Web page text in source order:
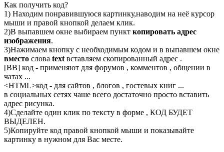
Как получить код?
1) Находим понравившуюся картинку,наводим на неё курсор
мыши и правой кнопкой делаем клик.
2)В выпавшем окне выбираем пункт копировать адрес
изображения.
3)Нажимаем кнопку с необходимым кодом и в выпавшем окне
вместо слова textвставляем скопированный адрес .
[BB] код - применяют для форумов , комментов , общении в
чатах ...
<HTML>код - для сайтов , блогов , гостевых книг ...
в социальных сетях чаше всего достаточно просто вставить
адрес рисунка.
4)Сделайте один клик по тексту в форме , КОД БУДЕТ
ВЫДЕЛЕН.
5)Копируйте код правой кнопкой мыши и показывайте
картинку в нужном для Вас месте.